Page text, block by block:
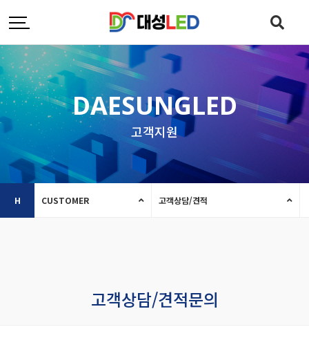
DAESUNGLED
고객지원
H CUSTOMER 고객상담/견적
고객상담/견적문의